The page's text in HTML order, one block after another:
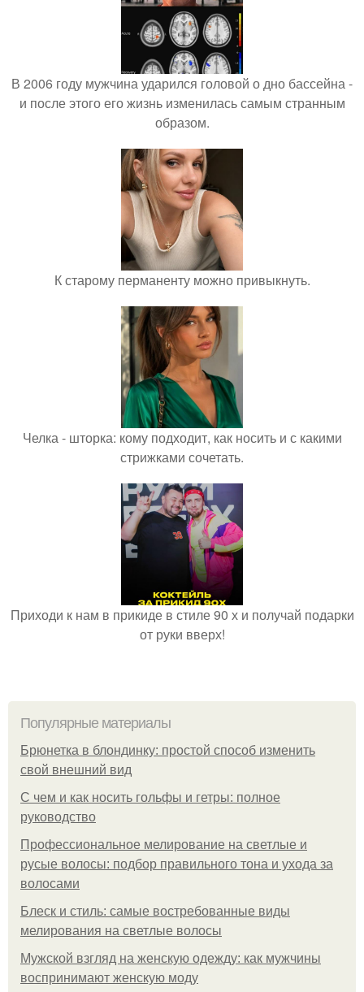
В 2006 году мужчина ударился головой о дно бассейна -
и после этого его жизнь изменилась самым странным
образом.
К старому перманенту можно привыкнуть.
Челка - шторка: кому подходит, как носить и с какими
стрижками сочетать.
Приходи к нам в прикиде в стиле 90 х и получай подарки
от руки вверх!
Популярные материалы
Брюнетка в блондинку: простой способ изменить
свой внешний вид
С чем и как носить гольфы и гетры: полное
руководство
Профессиональное мелирование на светлые и
русые волосы: подбор правильного тона и ухода за
волосами
Блеск и стиль: самые востребованные виды
мелирования на светлые волосы
Мужской взгляд на женскую одежду: как мужчины
воспринимают женскую моду